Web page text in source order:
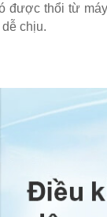
thổi từ
chịu.